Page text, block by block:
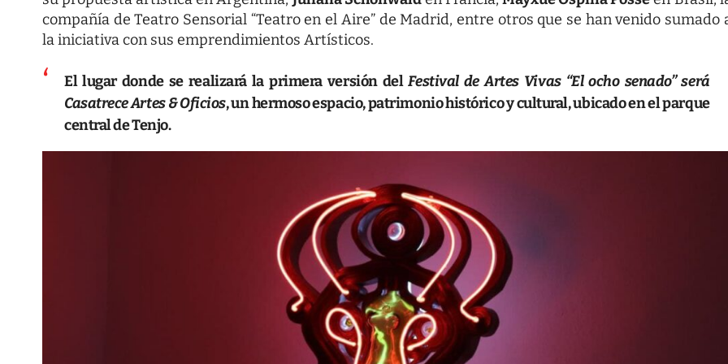
compañía de Teatro Sensorial “Teatro en el Aire” de Madrid, entre otros que se han venido sumado
la iniciativa con sus emprendimientos Artísticos.
El lugar donde se realizará la primera versión delFestival de Artes Vivas “El ocho senado” será
Casatrece Artes & Oficios, un hermoso espacio, patrimonio histórico y cultural, ubicado en el parque
central de Tenjo.